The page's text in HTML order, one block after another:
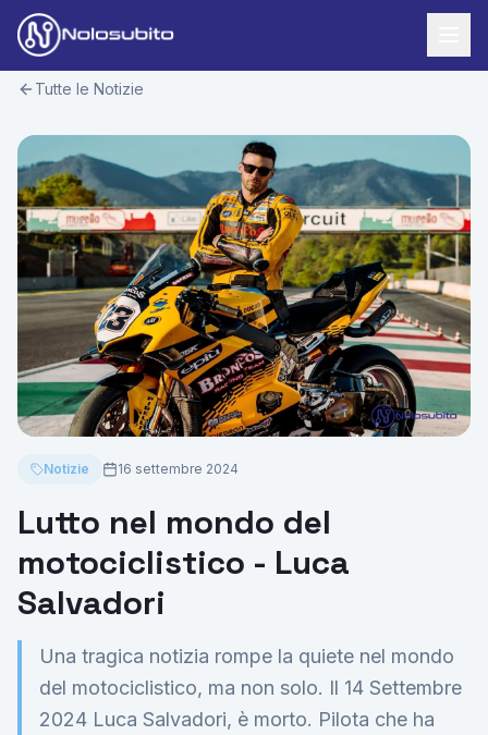
Offerte Noleggio
Offerte Business
Offerte Privati
Offerte Moto
Veicoli Commerciali
Offerte Re-Use
News
Usato Sicuro
Lavora con Noi
Contatti
Area Cliente
Tutte le Notizie
Notizie 16 settembre 2024
Lutto nel mondo del
motociclistico - Luca
Salvadori
Una tragica notizia rompe la quiete nel mondo
del motociclistico, ma non solo. Il 14 Settembre
2024 Luca Salvadori, è morto. Pilota che ha